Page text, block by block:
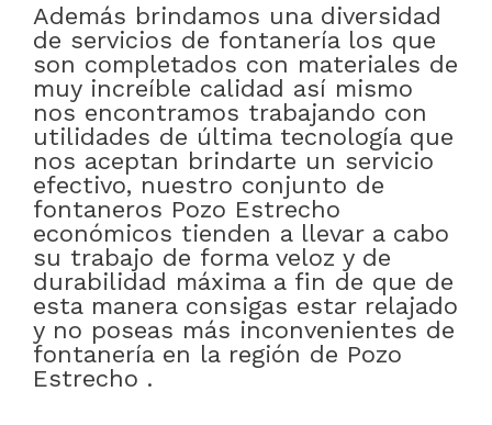
Además brindamos una diversidad
de servicios de fontanería los que
son completados con materiales de
muy increíble calidad así mismo
nos encontramos trabajando con
utilidades de última tecnología que
nos aceptan brindarte un servicio
efectivo, nuestro conjunto de
fontaneros Pozo Estrecho
económicos tienden a llevar a cabo
su trabajo de forma veloz y de
durabilidad máxima a fin de que de
esta manera consigas estar relajado
y no poseas más inconvenientes de
fontanería en la región de Pozo
Estrecho .